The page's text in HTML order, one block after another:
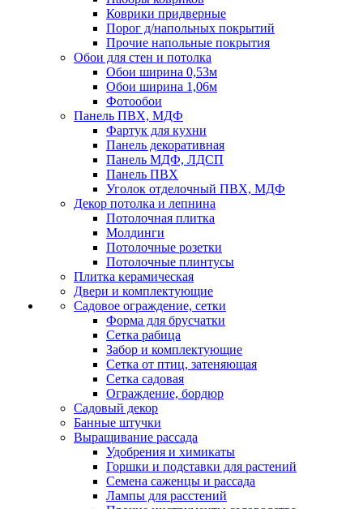
Коврики придверные
Порог д/напольных покрытий
Прочие напольные покрытия
Обои для стен и потолка
Обои ширина 0,53м
Обои ширина 1,06м
Фотообои
Панель ПВХ, МДФ
Фартук для кухни
Панель декоративная
Панель МДФ, ЛДСП
Панель ПВХ
Уголок отделочный ПВХ, МДФ
Декор потолка и лепнина
Потолочная плитка
Молдинги
Потолочные розетки
Потолочные плинтусы
Плитка керамическая
Двери и комплектующие
Садовое ограждение, сетки
Форма для брусчатки
Сетка рабица
Забор и комплектующие
Сетка от птиц, затеняющая
Сетка садовая
Ограждение, бордюр
Садовый декор
Банные штучки
Выращивание рассада
Удобрения и химикаты
Горшки и подставки для растений
Семена саженцы и рассада
Лампы для расстений